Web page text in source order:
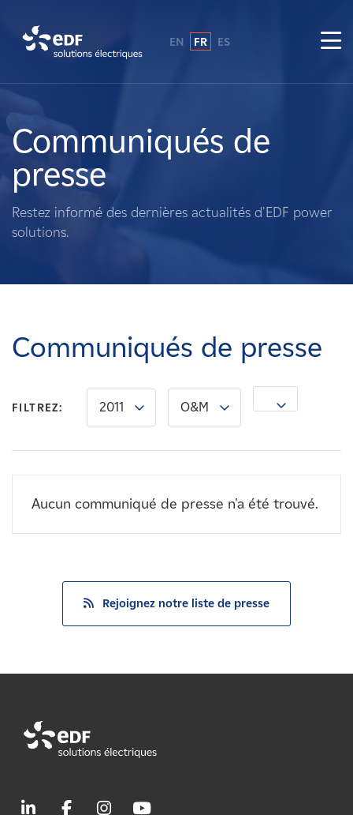
A propos de nous
Ce que nous faisons
Propriétaires fonciers
Carrières
Nouvelles
Affiliés
EN FR ES
Communiqués de
presse
Restez informé des dernières actualités d'EDF power
solutions.
Communiqués de presse
FILTREZ: 2011 O&M
Aucun communiqué de presse n'a été trouvé.
Rejoignez notre liste de presse